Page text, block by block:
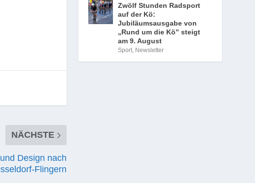
NÄCHSTE
Design nach
Flingern
Zwölf Stunden Radsport
auf der Kö:
Jubiläumsausgabe von
„Rund um die Kö” steigt
am 9. August
Sport, Newsletter